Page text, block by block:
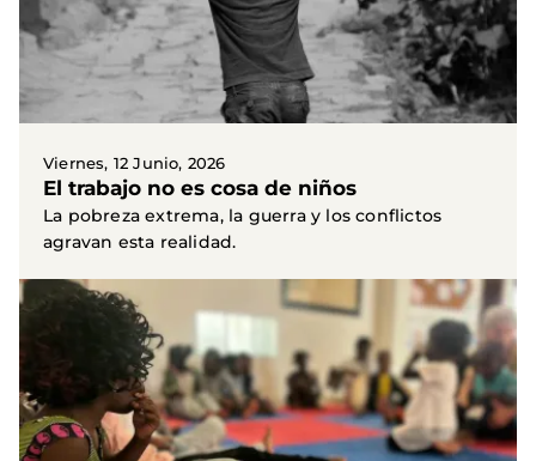
Viernes, 12 Junio, 2026
El trabajo no es cosa de niños
La pobreza extrema, la guerra y los conflictos
agravan esta realidad.